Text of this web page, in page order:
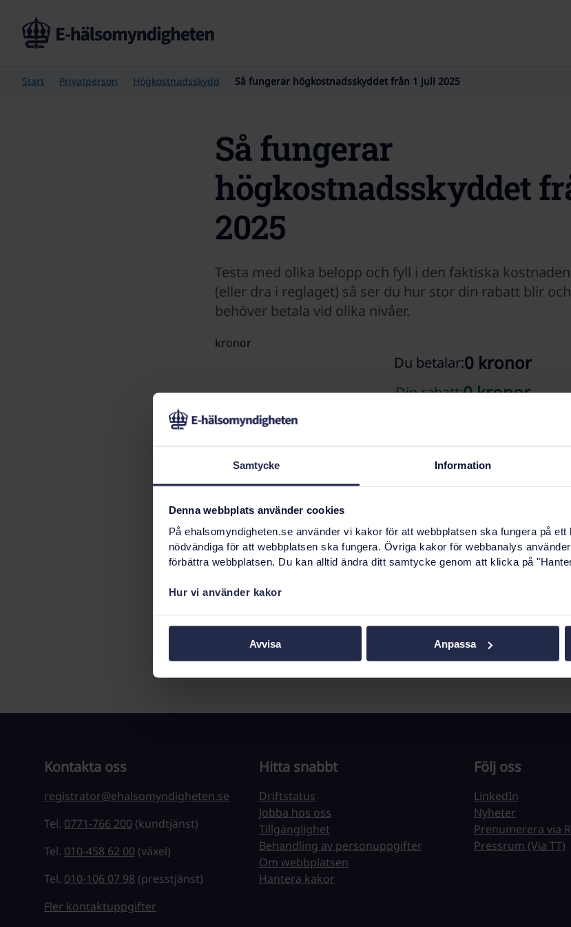
Samtycke Information
Denna webbplats använder cookies
På ehalsomyndigheten.se använder vi kakor för att webbplatsen ska fungera på
nödvändiga för att webbplatsen ska fungera. Övriga kakor för webbanalys
förbättra webbplatsen. Du kan alltid ändra ditt samtycke genom att klicka på
Hur vi använder kakor
Avvisa Anpassa
Start Privatperson Högkostnadsskydd Så fungerar högkostnadsskyddet från 1 juli 2025
Så fungerar
högkostnadsskyddet
2025
Testa med olika belopp och fyll i den faktiska
(eller dra i reglaget) så ser du hur stor din rabatt blir
behöver betala vid olika nivåer.
kronor
Du betalar:0 kronor
Din rabatt:0kronor
Dra i reglaget...
Dina kostnader för receptbelagda läkemedel minskar
tolvmånadersperiod. Du betalar själv hela kostnaden upp till
når du första steget i högkostnadstrappan. När du betalat
tolvmånadersperioden och du betalar då ingenting för dina
Kontakta oss
registrator@ehalsomyndigheten.se
Tel. 0771-766 200 (kundtjänst)
Tel. 010-458 62 00 (växel)
Tel. 010-106 07 98 (presstjänst)
Fler kontaktuppgifter
Hitta snabbt
Driftstatus
Jobba hos oss
Tillgänglighet
Behandling av personuppgifter
Om webbplatsen
Hantera kakor
Följ oss
LinkedIn
Nyheter
Prenumerera via
Pressrum (Via TT)